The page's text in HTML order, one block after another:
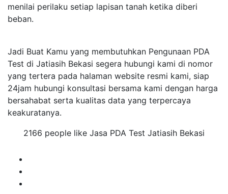
menilai perilaku setiap lapisan tanah ketika diberi
beban.
Jadi Buat Kamu yang membutuhkan Pengunaan PDA
Test di Jatiasih Bekasi segera hubungi kami di nomor
yang tertera pada halaman website resmi kami, siap
24jam hubungi konsultasi bersama kami dengan harga
bersahabat serta kualitas data yang terpercaya
keakuratanya.
2166 people like Jasa PDA Test Jatiasih Bekasi